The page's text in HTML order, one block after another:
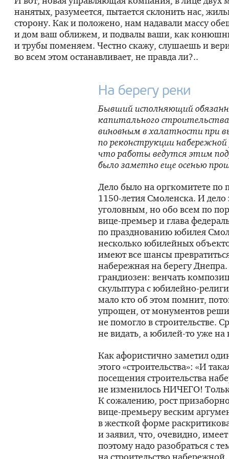
нанятых, разумеется, пытается склонить нас,
сторону. Как и положено, нам надавали массу
и дом ваш оближем, и подвалы ваши, как
и трубы поменяем. Честно скажу, слушаешь и
во всем этом останавливает, не правда ли?..
На берегу реки
Бывший исполняющий
капитального
виновным в халатности при
по реконструкции
что работы ведутся этим
было заметно еще осенью
Дело было на оргкомитете по
1150-летияСмоленска. И дело
уголовным, но обо всем по
вице-премьери глава
по празднованию юбилея
несколько юбилейных
имеют все шансы
набережная на берегу
грандиозен: венчать
скульптура сюбилейно-
мало кто об этом помнит,
упрощен, от монументов
не помогло в строительстве.
не видать, аюбилей-то уже на
Как афористично заметил
этого «строительства»: «И
посещения строительства
не изменилось НИЧЕГО!
К сожалению, рост
вице-премьерувеским
в жесткой форме
и заявил, что, очевидно,
поэтому надо разобраться с